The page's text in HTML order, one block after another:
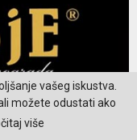
vašeg iskustva.
možete odustati ako
više